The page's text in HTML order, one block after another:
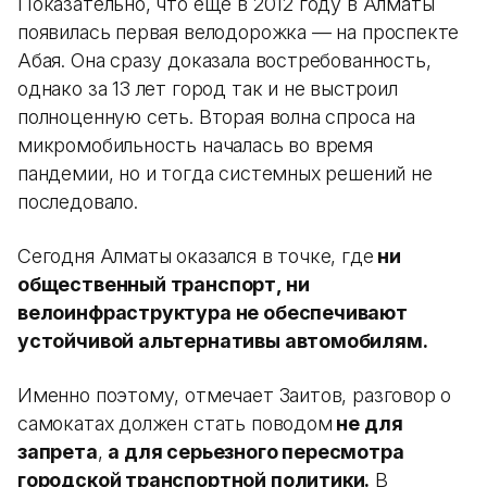
появилась первая велодорожка — на проспекте
Абая. Она сразу доказала востребованность,
однако за 13 лет город так и не выстроил
полноценную сеть. Вторая волна спроса на
микромобильность началась во время
пандемии, но и тогда системных решений не
последовало.
Сегодня Алматы оказался в точке, где ни
общественный транспорт, ни
велоинфраструктура не обеспечивают
устойчивой альтернативы автомобилям.
Именно поэтому, отмечает Заитов, разговор о
самокатах должен стать поводом не для
запрета, а для серьезного пересмотра
городской транспортной политики. В